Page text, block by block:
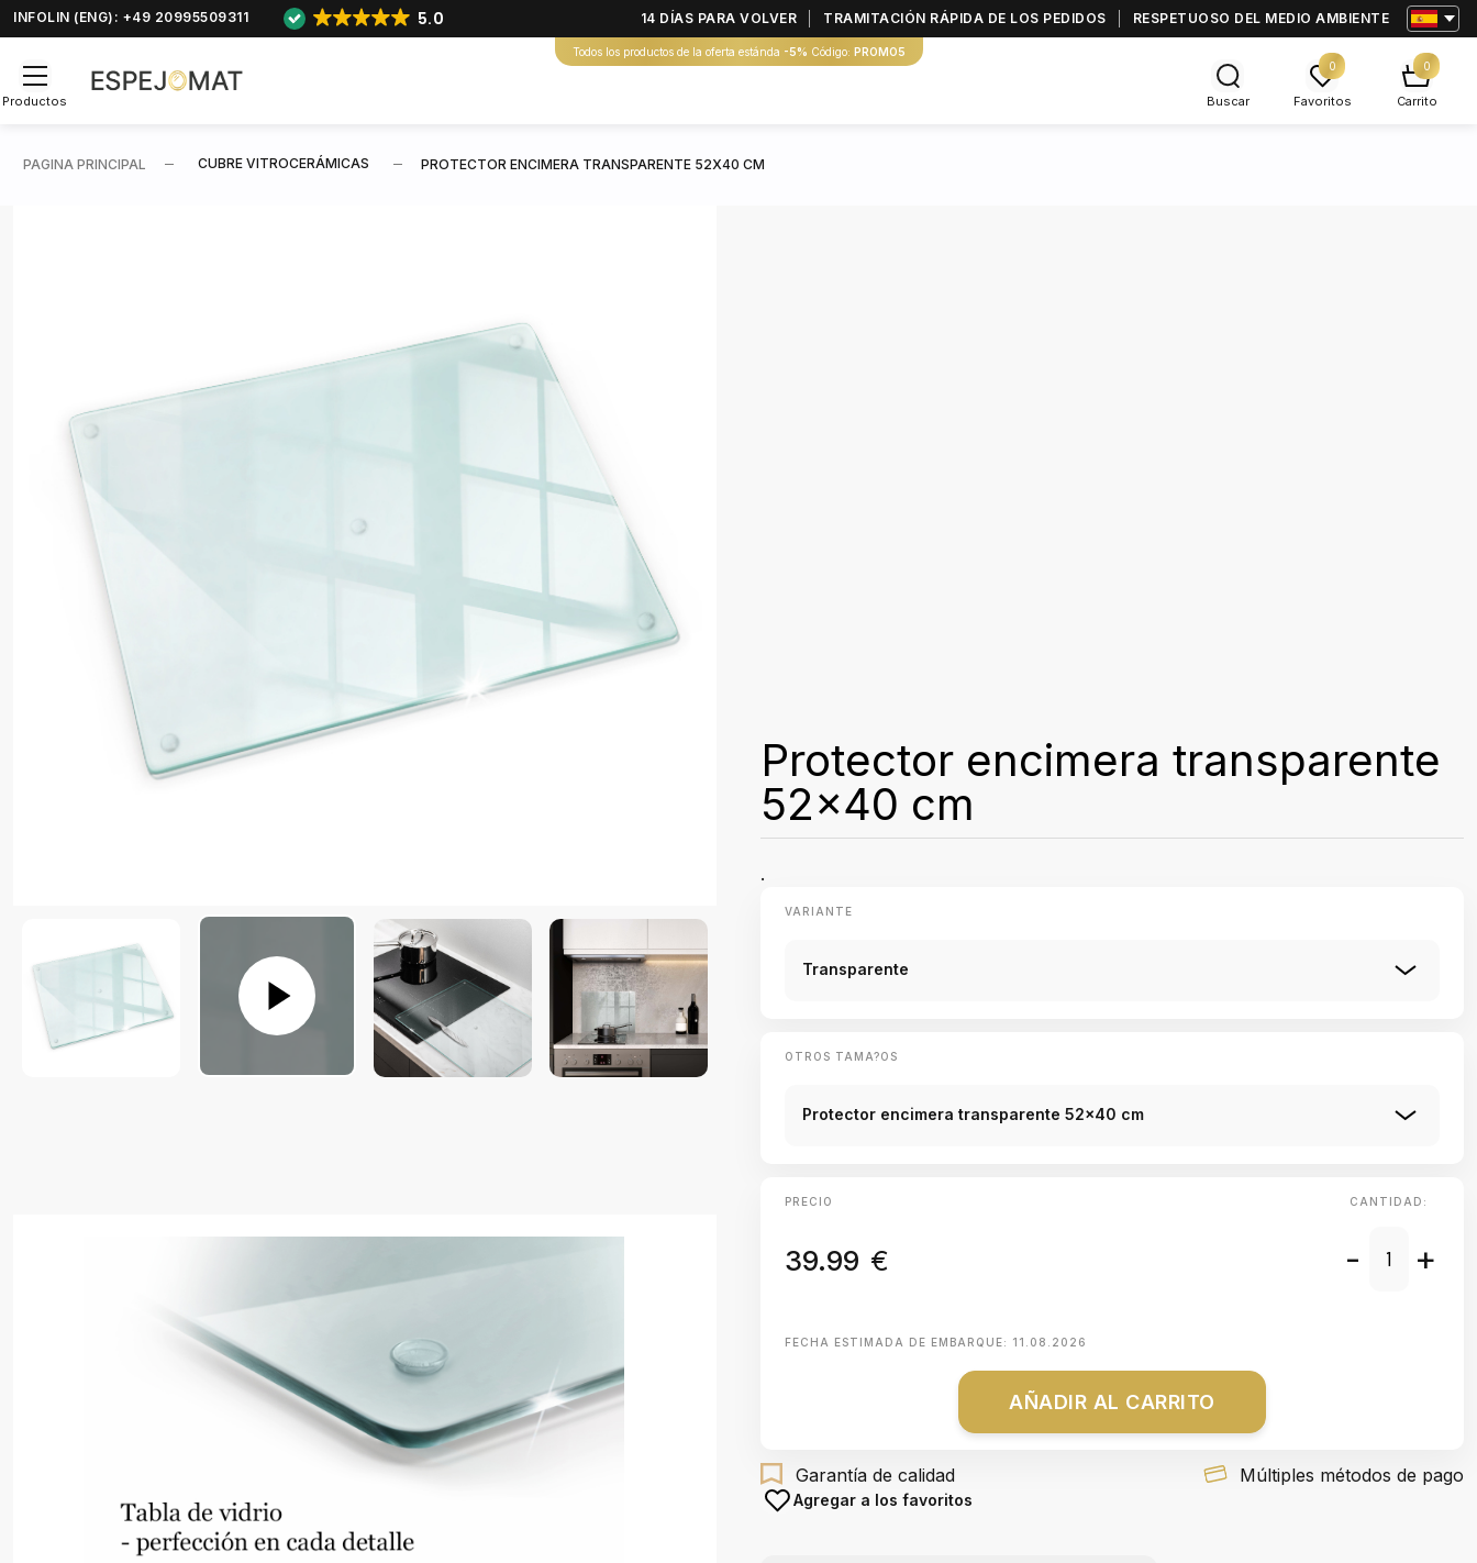
INFOLIN (ENG): +49 20995509311 5.0 14 DÍAS PARA VOLVER TRAMITACIÓN RÁPIDA DE LOS PEDIDOS RESPETUOSO DEL MEDIO AMBIENTE
Todos los productos de la oferta estánda -5% Código: PROMO5
Productos Buscar
0
Favoritos
0
Carrito
PAGINA PRINCIPAL CUBRE VITROCERÁMICAS PROTECTOR ENCIMERA TRANSPARENTE 52X40 CM
Protector encimera transparente
52x40 cm
.
VARIANTE
Transparente
OTROS TAMA?OS
Protector encimera transparente 52x40 cm
PRECIO
39.99 €
CANTIDAD:
- +
FECHA ESTIMADA DE EMBARQUE: 11.08.2026
AÑADIR AL CARRITO
Garantía de calidad Múltiples métodos de pago
Agregar a los favoritos